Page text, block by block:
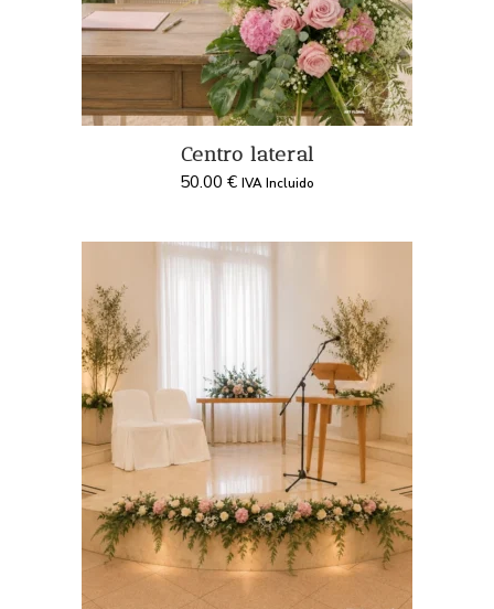
Centro lateral
50.00 € IVA Incluido